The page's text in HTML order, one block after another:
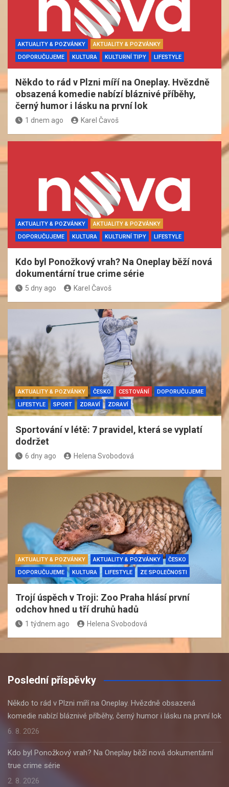
AKTUALITY & POZVÁNKY
AKTUALITY & POZVÁNKY
DOPORUČUJEME
KULTURA KULTURNÍ TIPY LIFESTYLE
Někdo to rád v Plzni míří na Oneplay. Hvězdně
obsazená komedie nabízí bláznivé příběhy,
černý humor i lásku na první lok
1 dnem ago Karel Čavoš
AKTUALITY & POZVÁNKY
AKTUALITY & POZVÁNKY
DOPORUČUJEME
KULTURA KULTURNÍ TIPY LIFESTYLE
Kdo byl Ponožkový vrah? Na Oneplay běží nová
dokumentární true crime série
5 dny ago Karel Čavoš
AKTUALITY & POZVÁNKY ČESKO CESTOVÁNÍ
DOPORUČUJEME
LIFESTYLE
SPORT ZDRAVÍ ZDRAVÍ
Sportování v létě: 7 pravidel, která se vyplatí
dodržet
6 dny ago Helena Svobodová
AKTUALITY & POZVÁNKY AKTUALITY & POZVÁNKY
ČESKO
DOPORUČUJEME
KULTURA LIFESTYLE ZE SPOLEČNOSTI
Trojí úspěch v Troji: Zoo Praha hlásí první
odchov hned u tří druhů hadů
1 týdnem ago Helena Svobodová
Poslední příspěvky
Někdo to rád v Plzni míří na Oneplay. Hvězdně obsazená
komedie nabízí bláznivé příběhy, černý humor i lásku na první lok
6. 8. 2026
Kdo byl Ponožkový vrah? Na Oneplay běží nová dokumentární
true crime série
2. 8. 2026